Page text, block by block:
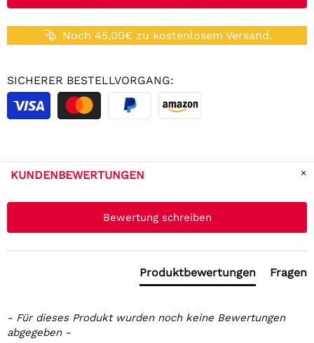
Noch 45,00€ zu kostenlosem Versand.
SICHERER BESTELLVORGANG:
KUNDENBEWERTUNGEN
Bewertung schreiben
Produktbewertungen Fragen
- Für dieses Produkt wurden noch keine Bewertungen
abgegeben -